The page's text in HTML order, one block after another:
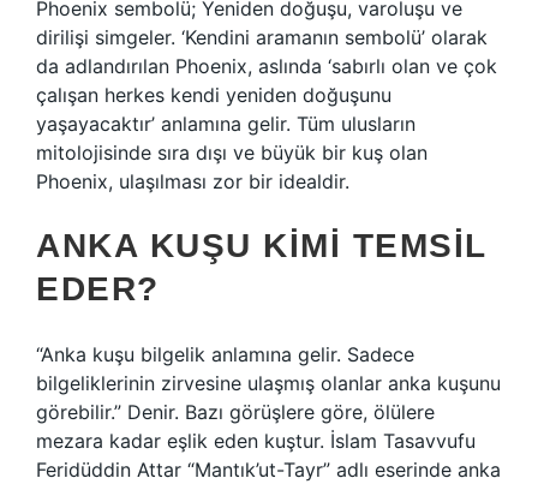
Phoenix sembolü; Yeniden doğuşu, varoluşu ve
dirilişi simgeler. ‘Kendini aramanın sembolü’ olarak
da adlandırılan Phoenix, aslında ‘sabırlı olan ve çok
çalışan herkes kendi yeniden doğuşunu
yaşayacaktır’ anlamına gelir. Tüm ulusların
mitolojisinde sıra dışı ve büyük bir kuş olan
Phoenix, ulaşılması zor bir idealdir.
ANKA KUŞU KIMI TEMSIL
EDER?
“Anka kuşu bilgelik anlamına gelir. Sadece
bilgeliklerinin zirvesine ulaşmış olanlar anka kuşunu
görebilir.” Denir. Bazı görüşlere göre, ölülere
mezara kadar eşlik eden kuştur. İslam Tasavvufu
Feridüddin Attar “Mantık’ut-Tayr” adlı eserinde anka